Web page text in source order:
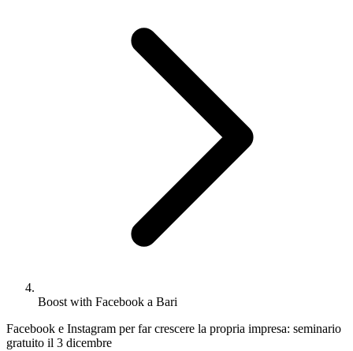
Boost with Facebook a Bari
Facebook e Instagram per far crescere la propria impresa: seminario
gratuito il 3 dicembre